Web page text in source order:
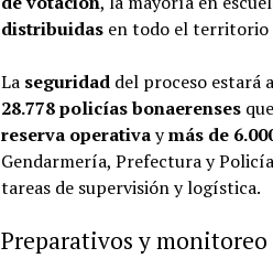
distribuidasen todo el territorio
La seguridaddel proceso estará
28.778 policías bonaerenses
reserva operativaymás de
Gendarmería, Prefectura y
tareas de supervisión y logística.
Preparativos y monitoreo